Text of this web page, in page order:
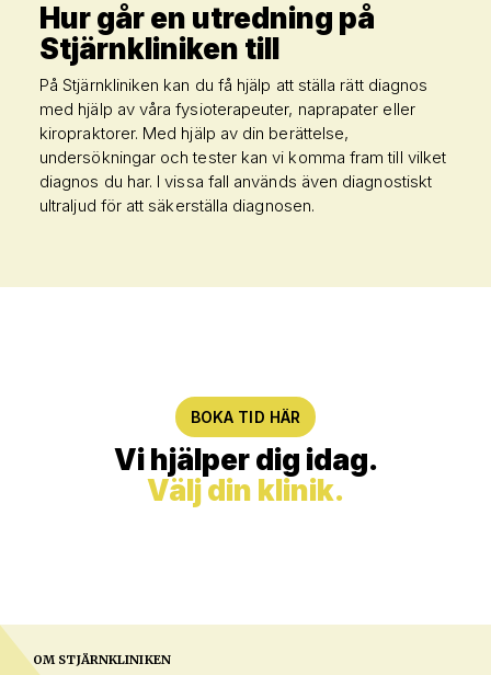
Hur går en utredning på
Stjärnkliniken till
På Stjärnkliniken kan du få hjälp att ställa rätt diagnos
med hjälp av våra fysioterapeuter, naprapater eller
kiropraktorer. Med hjälp av din berättelse,
undersökningar och tester kan vi komma fram till vilket
diagnos du har. I vissa fall används även diagnostiskt
ultraljud för att säkerställa diagnosen.
BOKA TID HÄR
Vi hjälper dig idag.
Välj din klinik.
OM STJÄRNKLINIKEN